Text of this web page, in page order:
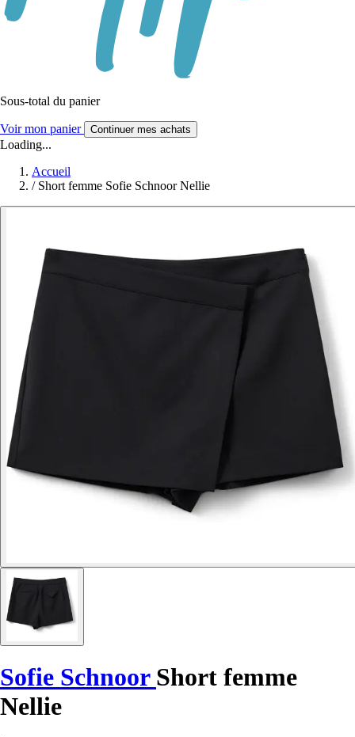
Sous-total du panier
Voir mon panier Continuer mes achats
Loading...
Accueil
/ Short femme Sofie Schnoor Nellie
Sofie Schnoor Short femme
Nellie